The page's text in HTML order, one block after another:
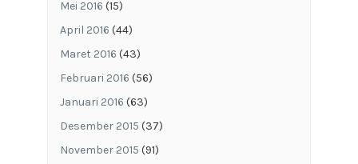
Mei 2016 (15)
April 2016 (44)
Maret 2016 (43)
Februari 2016 (56)
Januari 2016 (63)
Desember 2015 (37)
November 2015 (91)